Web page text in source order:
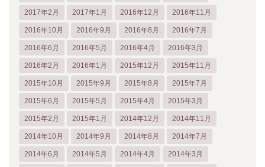
2017年2月 2017年1月 2016年12月 2016年11月
2016年10月 2016年9月 2016年8月 2016年7月
2016年6月 2016年5月 2016年4月 2016年3月
2016年2月 2016年1月 2015年12月 2015年11月
2015年10月 2015年9月 2015年8月 2015年7月
2015年6月 2015年5月 2015年4月 2015年3月
2015年2月 2015年1月 2014年12月 2014年11月
2014年10月 2014年9月 2014年8月 2014年7月
2014年6月 2014年5月 2014年4月 2014年3月